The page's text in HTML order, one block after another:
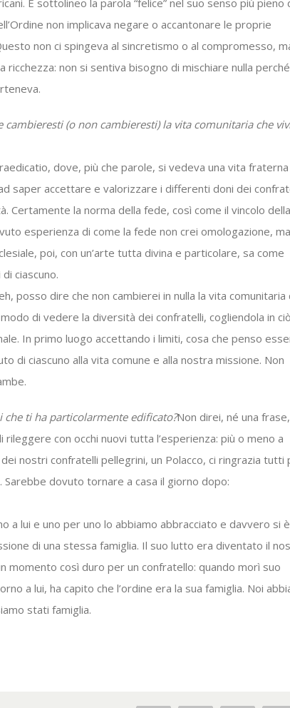
E sottolineo la parola “felice” nel suo senso più pieno
non implicava negare o accantonare le proprie
non ci spingeva al sincretismo o al compromesso,
non si sentiva bisogno di mischiare nulla
(o non cambieresti) la vita comunitaria che
dove, più che parole, si vedeva una vita fraterna
saper accettare e valorizzare i differenti doni dei
Certamente la norma della fede, così come il vincolo della
esperienza di come la fede non crei omologazione, ma
poi, con un’arte tutta divina e particolare, sa come
ciascuno.
posso dire che non cambierei in nulla la vita comunitaria
di vedere la diversità dei confratelli, cogliendola in
In primo luogo accettando i limiti, cosa che penso
di ciascuno alla vita comune e alla nostra missione. Non
ti ha particolarmente edificato?Non direi, né una
con occhi nuovi tutta l’esperienza: più o meno a
nostri confratelli pellegrini, un Polacco, ci ringrazia tutti
Sarebbe dovuto tornare a casa il giorno dopo:
lui e uno per uno lo abbiamo abbracciato e davvero si è
di una stessa famiglia. Il suo lutto era diventato il
momento così duro per un confratello: quando morì suo
a lui, ha capito che l’ordine era la sua famiglia. Noi
stati famiglia.